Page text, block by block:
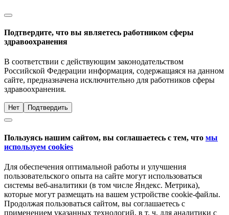
Подтвердите, что вы являетесь работником сферы
здравоохранения
В соответствии с действующим законодательством
Российской Федерации информация, содержащаяся на данном
сайте, предназначена исключительно для работников сферы
здравоохранения.
Нет Подтвердить
Пользуясь нашим сайтом, вы соглашаетесь с тем, что мы
используем cookies
Для обеспечения оптимальной работы и улучшения
пользовательского опыта на сайте могут использоваться
системы веб-аналитики (в том числе Яндекс. Метрика),
которые могут размещать на вашем устройстве cookie-файлы.
Продолжая пользоваться сайтом, вы соглашаетесь с
применением указанных технологий, в т. ч. для аналитики с